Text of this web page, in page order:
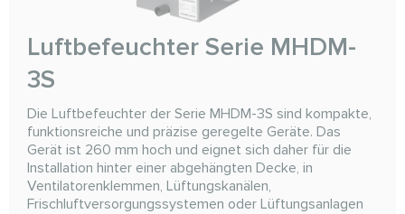
Luftbefeuchter Serie MHDM-
3S
Die Luftbefeuchter der Serie MHDM-3S sind kompakte,
funktionsreiche und präzise geregelte Geräte. Das
Gerät ist 260 mm hoch und eignet sich daher für die
Installation hinter einer abgehängten Decke, in
Ventilatorenklemmen, Lüftungskanälen,
Frischluftversorgungssystemen oder Lüftungsanlagen